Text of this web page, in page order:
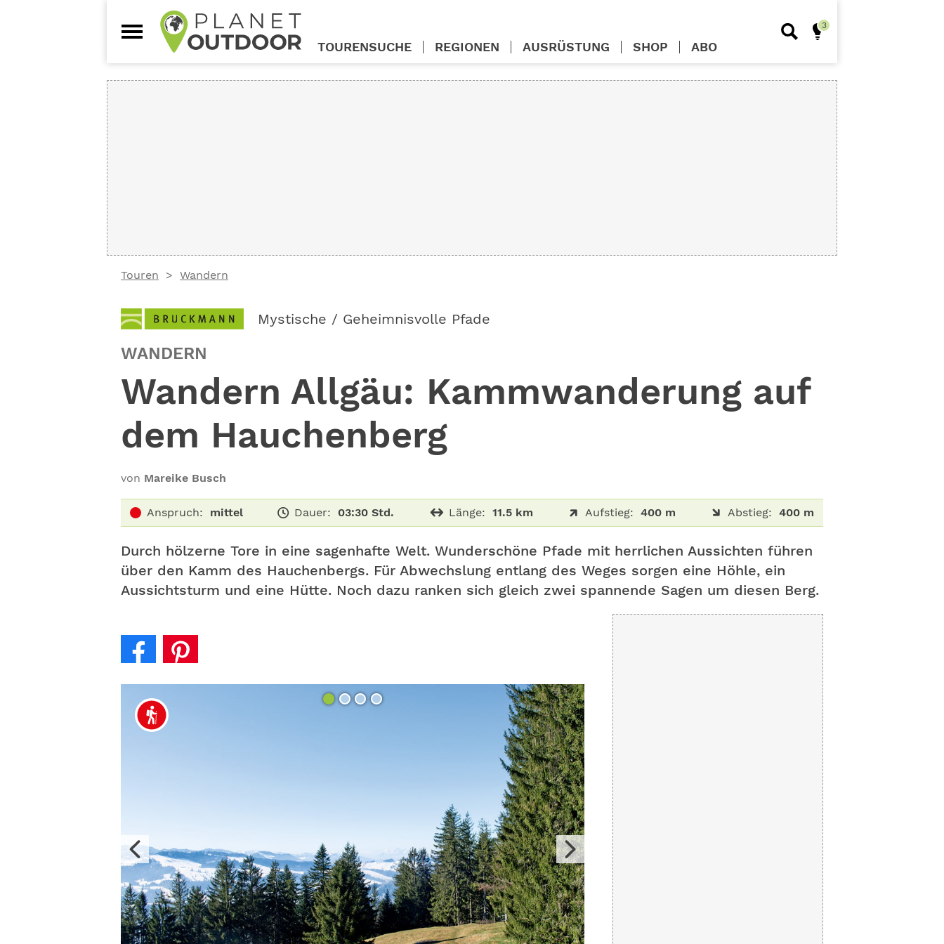
Touren Wandern
Mystische / Geheimnisvolle Pfade
WANDERN
Wandern Allgäu: Kammwanderung auf
dem Hauchenberg
von Mareike Busch
Anspruch: mittel Dauer: 03:30 Std. Länge: 11.5 km Aufstieg: 400 m Abstieg: 400 m
Durch hölzerne Tore in eine sagenhafte Welt. Wunderschöne Pfade mit herrlichen Aussichten führen
über den Kamm des Hauchenbergs. Für Abwechslung entlang des Weges sorgen eine Höhle, ein
Aussichtsturm und eine Hütte. Noch dazu ranken sich gleich zwei spannende Sagen um diesen Berg.
TOURENSUCHE REGIONEN AUSRÜSTUNG SHOP ABO